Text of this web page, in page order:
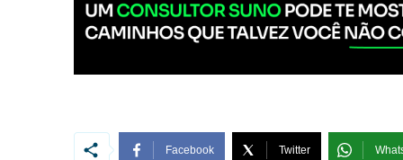
Facebook Twitter